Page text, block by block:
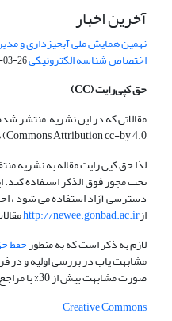
آخرین اخبار
نهمین همایش ملی آبخیزداری و
اختصاص شناسه الکترونیکی DOI26
حق کپی‌رایت(CC)
Commons Attribution cc-by 4.0) هستند.
لذا حق کپی رایت مقاله به نشریه
تحت مجوز فوق الذکر استفاده کند.
دسترسی آزاد استفاده می شود ،
ازhttp://newee.gonbad.ac.ir
لازم به ذکر است که به منظورحفظ
مشابهت یاب در بررسی اولیه و در
صورت مشابهت بیش از 30% با مراجع موجود قبلی، مقاله رد خواهد شد.
Creative Commons